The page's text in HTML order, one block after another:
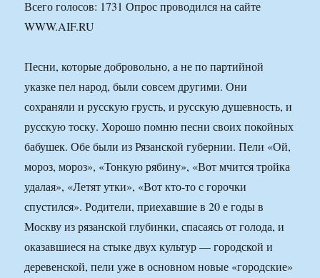
Всего голосов: 1731 Опрос проводился на сайте
WWW.AIF.RU
Песни, которые добровольно, а не по партийной
указке пел народ, были совсем другими. Они
сохраняли и русскую грусть, и русскую душевность, и
русскую тоску. Хорошо помню песни своих покойных
бабушек. Обе были из Рязанской губернии. Пели «Ой,
мороз, мороз», «Тонкую рябину», «Вот мчится тройка
удалая», «Летят утки», «Вот кто-то с горочки
спустился». Родители, приехавшие в 20 е годы в
Москву из рязанской глубинки, спасаясь от голода, и
оказавшиеся на стыке двух культур — городской и
деревенской, пели уже в основном новые «городские»